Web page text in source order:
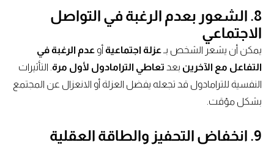
8. الشعور بعدم الرغبة في التواصل
الاجتماعي
يمكن أن يشعر الشخص بـ عزلة اجتماعيةأوعدم الرغبة في
التفاعل مع الآخرينبعدتعاطي الترامادول لأول مرة. التأثيرات
النفسية للترامادول قد تجعله يفضل العزلة أو الانعزال عن المجتمع
بشكل مؤقت.
9. انخفاض التحفيز والطاقة العقلية